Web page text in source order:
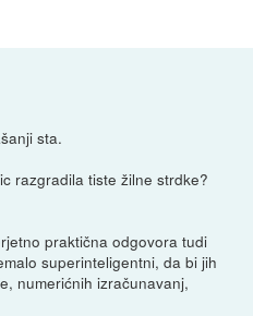
sta.
razgradila tiste žilne strdke?
praktična odgovora tudi
superinteligentni, da bi jih
numerićnih izračunavanj,